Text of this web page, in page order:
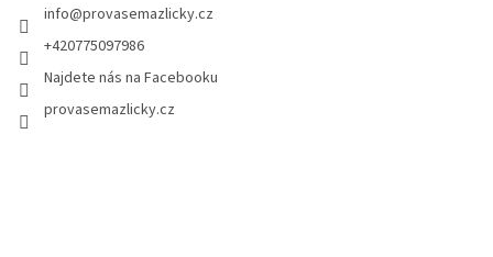
info@provasemazlicky.cz
+420775097986
Najdete nás na Facebooku
provasemazlicky.cz